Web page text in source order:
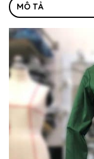
MÔ TẢ